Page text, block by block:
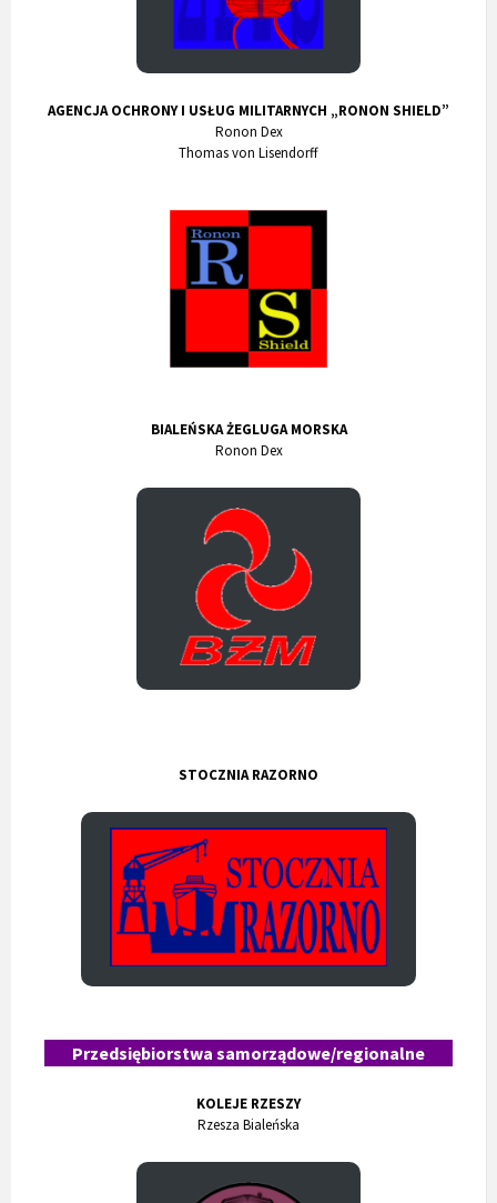
AGENCJA OCHRONY I USŁUG MILITARNYCH „RONON SHIELD”
Ronon Dex
Thomas von Lisendorff
BIALEŃSKA ŻEGLUGA MORSKA
Ronon Dex
STOCZNIA RAZORNO
Przedsiębiorstwa samorządowe/regionalne
KOLEJE RZESZY
Rzesza Bialeńska